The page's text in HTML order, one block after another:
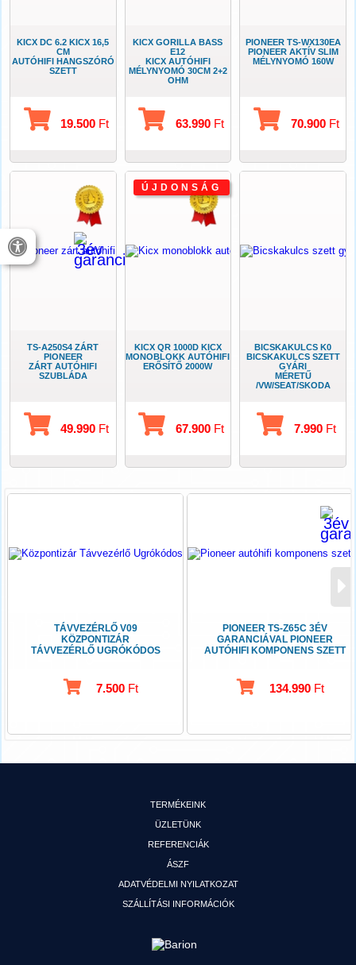
KICX DC 6.2 KICX 16,5
CM
AUTÓHIFI HANGSZÓRÓ
SZETT
19.500 Ft
KICX GORILLA BASS
E12
KICX AUTÓHIFI
MÉLYNYOMÓ 30CM 2+2
OHM
63.990Ft
PIONEER TS-WX130EA
PIONEER AKTÍV SLIM
MÉLYNYOMÓ 160W
70.900Ft
TS-A250S4 ZÁRT
PIONEER
ZÁRT AUTÓHIFI
SZUBLÁDA
49.990 Ft
KICX QR 1000D KICX
MONOBLOKK AUTÓHIFI
ERŐSÍTŐ 2000W
67.900Ft
ÚJDONSÁG
BICSKAKULCS K0
BICSKAKULCS SZETT
GYÁRI
MÉRETŰ
/VW/SEAT/SKODA
7.990Ft
TÁVVEZÉRLŐ V09
KÖZPONTIZÁR
TÁVVEZÉRLŐ UGRÓKÓDOS
7.500 Ft
PIONEER TS-Z65C 3ÉV
GARANCIÁVAL PIONEER
AUTÓHIFI KOMPONENS SZETT
134.990 Ft
TERMÉKEINK
ÜZLETÜNK
REFERENCIÁK
ÁSZF
ADATVÉDELMI NYILATKOZAT
SZÁLLÍTÁSI INFORMÁCIÓK